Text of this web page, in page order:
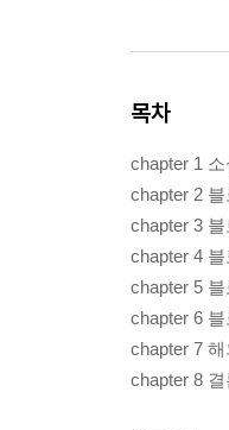
목차
chapter 1
chapter 2
chapter 3
chapter 4
chapter 5
chapter 6
chapter 7
chapter 8